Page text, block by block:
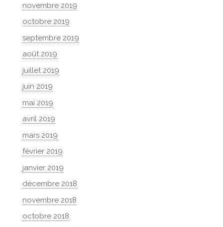
novembre 2019
octobre 2019
septembre 2019
août 2019
juillet 2019
juin 2019
mai 2019
avril 2019
mars 2019
février 2019
janvier 2019
décembre 2018
novembre 2018
octobre 2018